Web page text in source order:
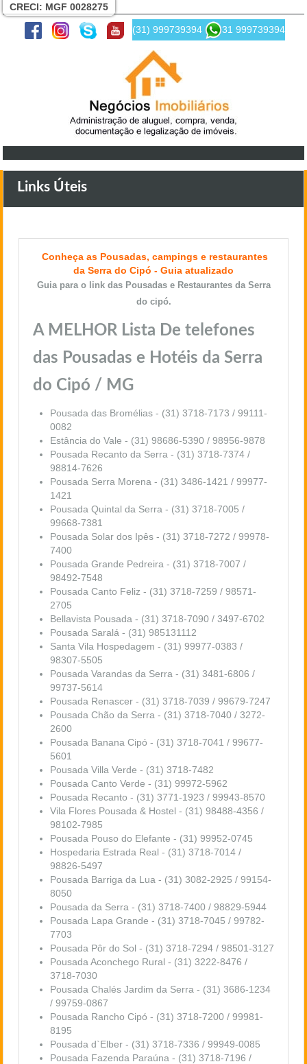
CRECI: MGF 0028275
(31) 999739394 31 999739394
Links Úteis
Conheça as Pousadas, campings e restaurantes
da Serra do Cipó - Guia atualizado
Guia para o link das Pousadas e Restaurantes da Serra
do cipó.
A MELHOR Lista De telefones
das Pousadas e Hotéis da Serra
do Cipó / MG
Pousada das Bromélias - (31) 3718-7173 / 99111-
0082
Estância do Vale - (31) 98686-5390 / 98956-9878
Pousada Recanto da Serra - (31) 3718-7374 /
98814-7626
Pousada Serra Morena - (31) 3486-1421 / 99977-
1421
Pousada Quintal da Serra - (31) 3718-7005 /
99668-7381
Pousada Solar dos Ipês - (31) 3718-7272 / 99978-
7400
Pousada Grande Pedreira - (31) 3718-7007 /
98492-7548
Pousada Canto Feliz - (31) 3718-7259 / 98571-
2705
Bellavista Pousada - (31) 3718-7090 / 3497-6702
Pousada Saralá - (31) 985131112
Santa Vila Hospedagem - (31) 99977-0383 /
98307-5505
Pousada Varandas da Serra - (31) 3481-6806 /
99737-5614
Pousada Renascer - (31) 3718-7039 / 99679-7247
Pousada Chão da Serra - (31) 3718-7040 / 3272-
2600
Pousada Banana Cipó - (31) 3718-7041 / 99677-
5601
Pousada Villa Verde - (31) 3718-7482
Pousada Canto Verde - (31) 99972-5962
Pousada Recanto - (31) 3771-1923 / 99943-8570
Vila Flores Pousada & Hostel - (31) 98488-4356 /
98102-7985
Pousada Pouso do Elefante - (31) 99952-0745
Hospedaria Estrada Real - (31) 3718-7014 /
98826-5497
Pousada Barriga da Lua - (31) 3082-2925 / 99154-
8050
Pousada da Serra - (31) 3718-7400 / 98829-5944
Pousada Lapa Grande - (31) 3718-7045 / 99782-
7703
Pousada Pôr do Sol - (31) 3718-7294 / 98501-3127
Pousada Aconchego Rural - (31) 3222-8476 /
3718-7030
Pousada Chalés Jardim da Serra - (31) 3686-1234
/ 99759-0867
Pousada Rancho Cipó - (31) 3718-7200 / 99981-
8195
Pousada d`Elber - (31) 3718-7336 / 99949-0085
Pousada Fazenda Paraúna - (31) 3718-7196 /